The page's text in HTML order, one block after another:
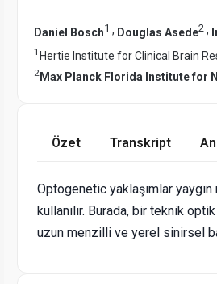
Daniel Bosch1 , Douglas Asede2 ,
1 Hertie Institute for Clinical Brain
2 Max Planck Florida Institute for
Özet Transkript
Optogenetic yaklaşımlar
kullanılır. Burada, bir teknik
uzun menzilli ve yerel sinirsel